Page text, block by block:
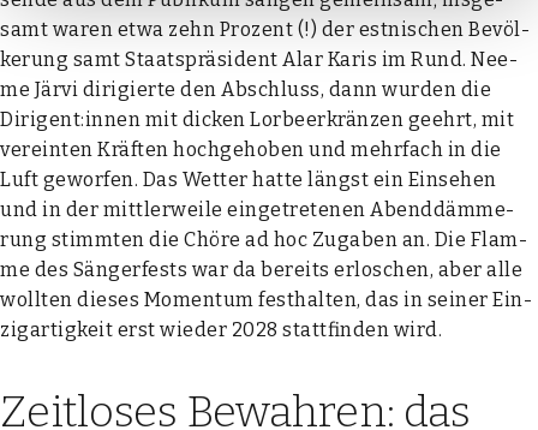
samt waren etwa zehn Pro­zent (!) der est­ni­schen Bevöl­
ke­rung samt Staats­prä­si­dent Alar Karis im Rund. Nee­
me Jär­vi diri­gier­te den Abschluss, dann wur­den die
Dirigent:innen mit dicken Lor­beer­krän­zen geehrt, mit
ver­ein­ten Kräf­ten hoch­ge­ho­ben und mehr­fach in die
Luft gewor­fen. Das Wet­ter hat­te längst ein Ein­se­hen
und in der mitt­ler­wei­le ein­ge­tre­te­nen Abend­däm­me­
rung stimm­ten die Chö­re ad hoc Zuga­ben an. Die Flam­
me des Sän­ger­fests war da bereits erlo­schen, aber alle
woll­ten die­ses Momen­tum fest­hal­ten, das in sei­ner Ein­
zig­ar­tig­keit erst wie­der 2028 statt­fin­den wird.
Zeitloses Bewahren: das